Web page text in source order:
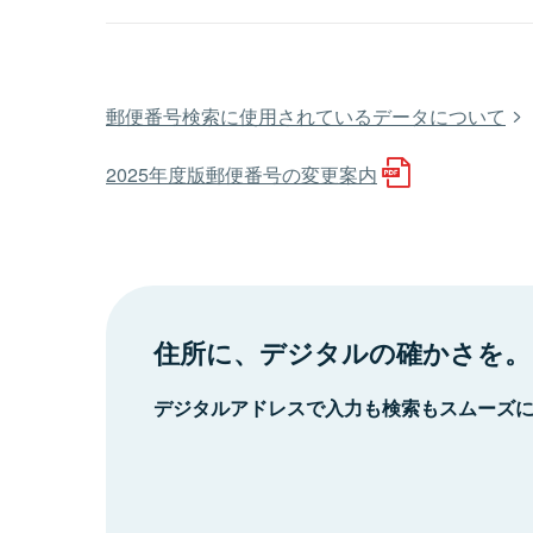
郵便番号検索に使用されているデータについて
2025年度版郵便番号の変更案内
住所に、デジタルの確かさを。
デジタルアドレスで入力も検索もスムーズ